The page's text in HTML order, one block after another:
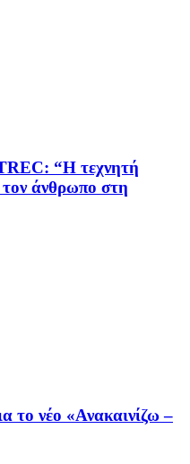
“Η τεχνητή
τον άνθρωπο στη
το νέο «Ανακαινίζω –